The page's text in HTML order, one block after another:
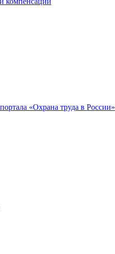
«Охрана труда в России»